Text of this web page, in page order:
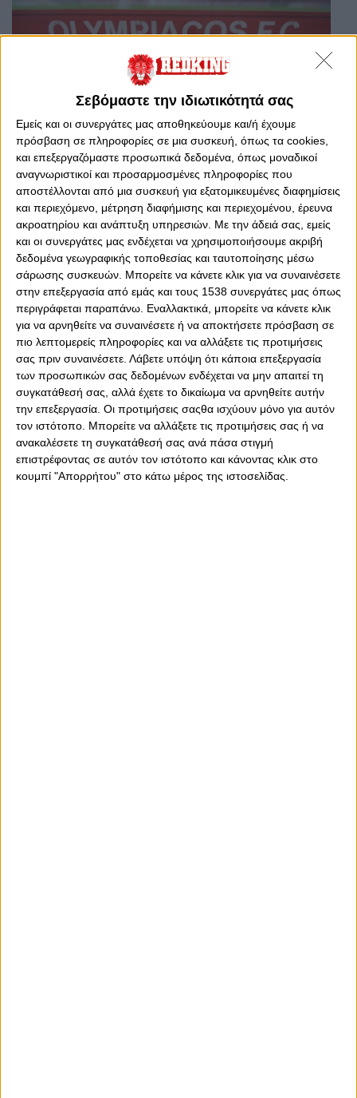
Σεβόμαστε την ιδιωτικότητά σας
Εμείς και οι συνεργάτες μας αποθηκεύουμε και/ή έχουμε
πρόσβαση σε πληροφορίες σε μια συσκευή, όπως τα cookies,
και επεξεργαζόμαστε προσωπικά δεδομένα, όπως μοναδικοί
αναγνωριστικοί και προσαρμοσμένες πληροφορίες που
αποστέλλονται από μια συσκευή για εξατομικευμένες διαφημίσεις
και περιεχόμενο, μέτρηση διαφήμισης και περιεχομένου, έρευνα
ακροατηρίου και ανάπτυξη υπηρεσιών. Με την άδειά σας, εμείς
και οι συνεργάτες μας ενδέχεται να χρησιμοποιήσουμε ακριβή
δεδομένα γεωγραφικής τοποθεσίας και ταυτοποίησης μέσω
σάρωσης συσκευών. Μπορείτε να κάνετε κλικ για να συναινέσετε
στην επεξεργασία από εμάς και τους 1538 συνεργάτες μας όπως
περιγράφεται παραπάνω. Εναλλακτικά, μπορείτε να κάνετε κλικ
για να αρνηθείτε να συναινέσετε ή να αποκτήσετε πρόσβαση σε
πιο λεπτομερείς πληροφορίες και να αλλάξετε τις προτιμήσεις
σας πριν συναινέσετε. Λάβετε υπόψη ότι κάποια επεξεργασία
των προσωπικών σας δεδομένων ενδέχεται να μην απαιτεί τη
συγκατάθεσή σας, αλλά έχετε το δικαίωμα να αρνηθείτε αυτήν
την επεξεργασία. Οι προτιμήσεις σαςθα ισχύουν μόνο για αυτόν
τον ιστότοπο. Μπορείτε να αλλάξετε τις προτιμήσεις σας ή να
ανακαλέσετε τη συγκατάθεσή σας ανά πάσα στιγμή
επιστρέφοντας σε αυτόν τον ιστότοπο και κάνοντας κλικ στο
κουμπί "Απορρήτου" στο κάτω μέρος της ιστοσελίδας.
Τρίτη, 20 Αυγούστου 2024 - 10:52
15νθήμερο εξελίξεων!
Ο Ολυμπιακός ετοιμάζεται να υλοποιήσει το τελευταίο
σκέλος του μεταγραφικού του σχεδιασμού...
Δευτέρα, 12 Αυγούστου 2024 - 14:34
Η στήριξη μέσω της περιοδείας